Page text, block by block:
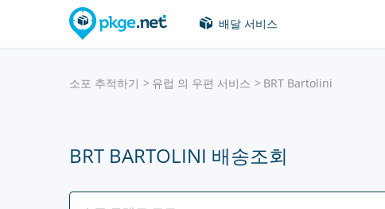
배달 서비스
소포 추적하기 유럽 의 우편 서비스 BRT Bartolini
BRT BARTOLINI 배송조회